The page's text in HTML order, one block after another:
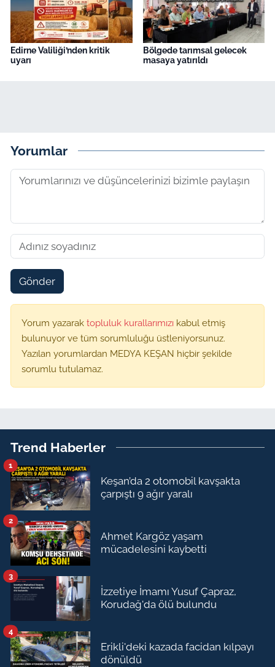
Edirne Valiliği’nden kritik
uyarı
Bölgede tarımsal gelecek
masaya yatırıldı
Yorumlar
Gönder
Yorum yazarak topluluk kurallarımızı kabul etmiş
bulunuyor ve tüm sorumluluğu üstleniyorsunuz.
Yazılan yorumlardan MEDYA KEŞAN hiçbir şekilde
sorumlu tutulamaz.
Trend Haberler
Keşan’da 2 otomobil kavşakta
çarpıştı 9 ağır yaralı
1
Ahmet Kargöz yaşam
mücadelesini kaybetti
2
İzzetiye İmamı Yusuf Çapraz,
Korudağ'da ölü bulundu
3
Erikli'deki kazada facidan kılpayı
dönüldü
4